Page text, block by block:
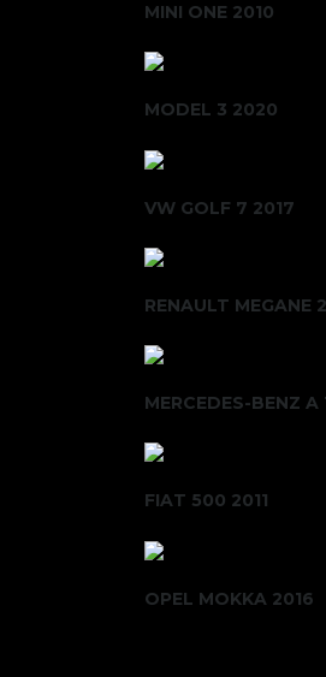
MINI ONE 2010
MODEL 3 2020
VW GOLF 7 2017
RENAULT MEGANE
MERCEDES-BENZ A
FIAT 500 2011
OPEL MOKKA 2016